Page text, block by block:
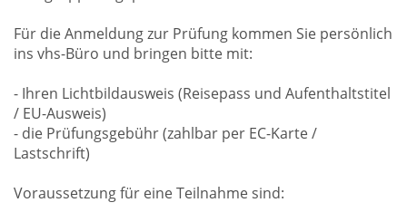
Für die Anmeldung zur Prüfung kommen Sie persönlich
ins vhs-Büro und bringen bitte mit:
- Ihren Lichtbildausweis (Reisepass und Aufenthaltstitel
/ EU-Ausweis)
- die Prüfungsgebühr (zahlbar per EC-Karte /
Lastschrift)
Voraussetzung für eine Teilnahme sind: